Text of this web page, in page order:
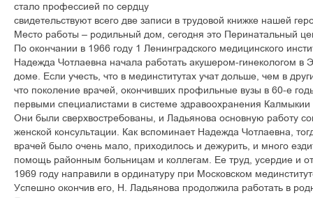
стало профессией по сердцу
свидетельствуют всего две записи в трудовой книжке нашей
Место работы – родильный дом, сегодня это Перинатальный
По окончании в 1966 году 1 Ленинградского медицинского
Надежда Чотлаевна начала работать акушером-гинекологом в
доме. Если учесть, что в мединститутах учат дольше, чем в
что поколение врачей, окончивших профильные вузы в 60-е
первыми специалистами в системе здравоохранения Калмыкии
Они были сверхвостребованы, и Ладьянова основную работу
женской консультации. Как вспоминает Надежда Чотлаевна,
врачей было очень мало, приходилось и дежурить, и много
помощь районным больницам и коллегам. Ее труд, усердие и
1969 году направили в ординатуру при Московском
Успешно окончив его, Н. Ладьянова продолжила работать в